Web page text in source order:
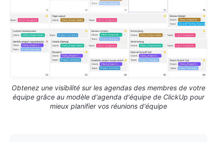
Obtenez une visibilité sur les agendas des membres de votre
équipe grâce au modèle d'agenda d'équipe de ClickUp pour
mieux planifier vos réunions d'équipe